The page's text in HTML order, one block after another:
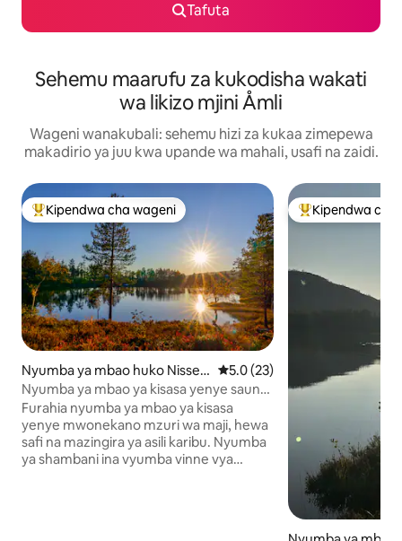
Tafuta
Sehemu maarufu za kukodisha wakati
wa likizo mjini Åmli
Wageni wanakubali: sehemu hizi za kukaa zimepewa
makadirio ya juu kwa upande wa mahali, usafi na zaidi.
Kipendwa maarufu cha wageni
Kipendwa cha wageni
Nyumba ya mbao huko Nissed
al
Ukadiriaji wa wastani wa 5.0
5.0 (23)
Nyumba ya mbao ya kisasa yenye sauna
na mandhari ya kipekee
Furahia nyumba ya mbao ya kisasa
yenye mwonekano mzuri wa maji, hewa
safi na mazingira ya asili karibu. Nyumba
ya shambani ina vyumba vinne vya
Kipendwa
Kipendwa cha